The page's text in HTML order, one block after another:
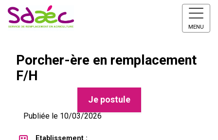
MENU
Porcher-ère en remplacement
F/H
Je postule
Publiée le 10/03/2026
Etablissement :